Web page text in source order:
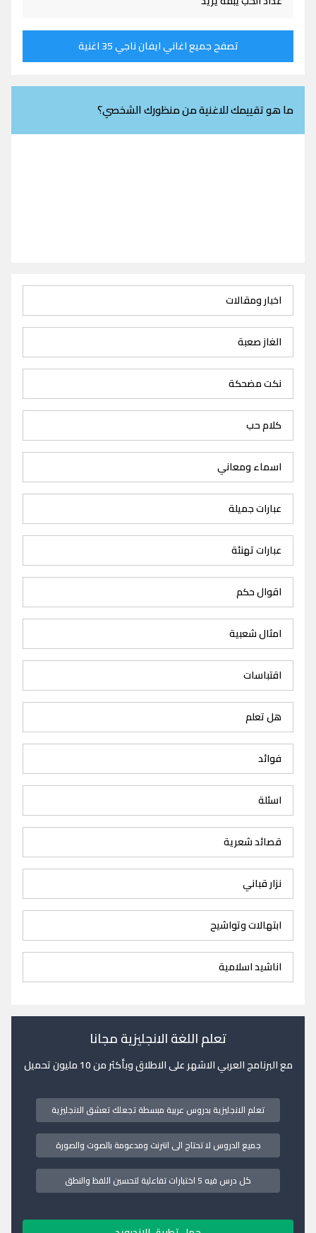
تصفح جميع اغاني ايفان ناجي 35 اغنية
ما هو تقييمك للاغنية من منظورك الشخصي؟
اخبار ومقالات
الغاز صعبة
نكت مضحكة
كلام حب
اسماء ومعاني
عبارات جميلة
عبارات تهنئة
اقوال حكم
امثال شعبية
اقتباسات
هل تعلم
فوائد
اسئلة
قصائد شعرية
نزار قباني
ابتهالات وتواشيح
اناشيد اسلامية
تعلم اللغة الانجليزية مجانا
مع البرنامج العربي الاشهر على الاطلاق وبأكثر من 10 مليون تحميل
تعلم الانجليزية بدروس عربية مبسطة تجعلك تعشق الانجليزية
جميع الدروس لا تحتاج الى انترنت ومدعومة بالصوت والصورة
كل درس فيه 5 اختبارات تفاعلية لتحسين اللفظ والنطق